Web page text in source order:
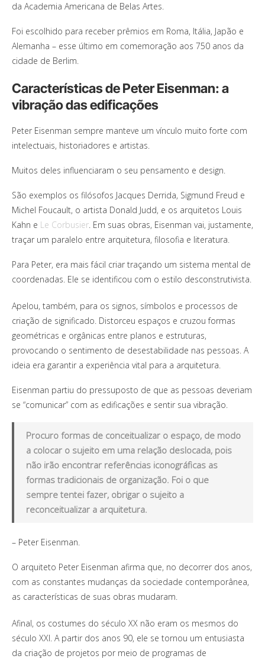
da Academia Americana de Belas Artes.
Foi escolhido para receber prêmios em Roma, Itália, Japão e
Alemanha – esse último em comemoração aos 750 anos da
cidade de Berlim.
Características de Peter Eisenman: a
vibração das edificações
Peter Eisenman sempre manteve um vínculo muito forte com
intelectuais, historiadores e artistas.
Muitos deles influenciaram o seu pensamento e design.
São exemplos os filósofos Jacques Derrida, Sigmund Freud e
Michel Foucault, o artista Donald Judd, e os arquitetos Louis
Kahn e Le Corbusier. Em suas obras, Eisenman vai, justamente,
traçar um paralelo entre arquitetura, filosofia e literatura.
Para Peter, era mais fácil criar traçando um sistema mental de
coordenadas. Ele se identificou com o estilo desconstrutivista.
Apelou, também, para os signos, símbolos e processos de
criação de significado. Distorceu espaços e cruzou formas
geométricas e orgânicas entre planos e estruturas,
provocando o sentimento de desestabilidade nas pessoas. A
ideia era garantir a experiência vital para a arquitetura.
Eisenman partiu do pressuposto de que as pessoas deveriam
se “comunicar” com as edificações e sentir sua vibração.
Procuro formas de conceitualizar o espaço, de modo
a colocar o sujeito em uma relação deslocada, pois
não irão encontrar referências iconográficas as
formas tradicionais de organização. Foi o que
sempre tentei fazer, obrigar o sujeito a
reconceitualizar a arquitetura.
– Peter Eisenman.
O arquiteto Peter Eisenman afirma que, no decorrer dos anos,
com as constantes mudanças da sociedade contemporânea,
as características de suas obras mudaram.
Afinal, os costumes do século XX não eram os mesmos do
século XXI. A partir dos anos 90, ele se tornou um entusiasta
da criação de projetos por meio de programas de